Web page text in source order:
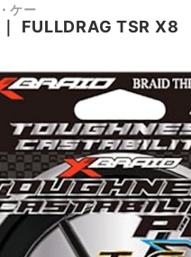
ケー
｜ FULLDRAG TSR X8